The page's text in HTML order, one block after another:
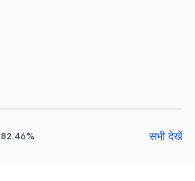
82.46% सभी देखें